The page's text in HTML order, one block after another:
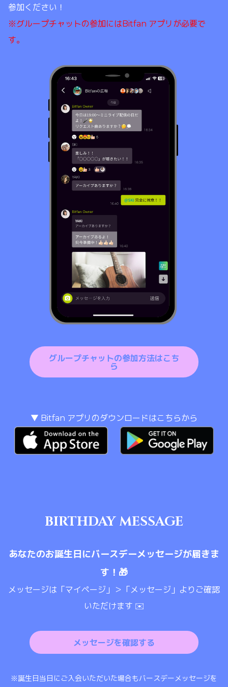
参加ください！
※グループチャットの参加にはBitfan アプリが必要で
す。
グループチャットの参加方法はこち
ら
▼ Bitfan アプリのダウンロードはこちらから
BIRTHDAY MESSAGE
あなたのお誕生日にバースデーメッセージが届きま
す！🎁
メッセージは「マイページ」＞「メッセージ」よりご確認
いただけます ✉️
メッセージを確認する
※誕生日当日にご入会いただいた場合もバースデーメッセージを